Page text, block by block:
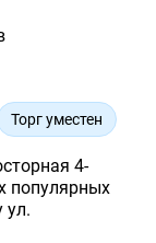
Торг уместен
4-
популярных